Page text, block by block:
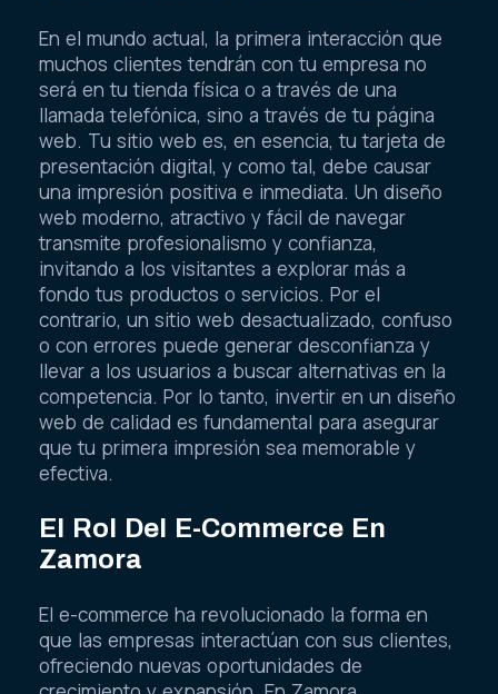
En el mundo actual, la primera interacción que
muchos clientes tendrán con tu empresa no
será en tu tienda física o a través de una
llamada telefónica, sino a través de tu página
web. Tu sitio web es, en esencia, tu tarjeta de
presentación digital, y como tal, debe causar
una impresión positiva e inmediata. Un diseño
web moderno, atractivo y fácil de navegar
transmite profesionalismo y confianza,
invitando a los visitantes a explorar más a
fondo tus productos o servicios. Por el
contrario, un sitio web desactualizado, confuso
o con errores puede generar desconfianza y
llevar a los usuarios a buscar alternativas en la
competencia. Por lo tanto, invertir en un diseño
web de calidad es fundamental para asegurar
que tu primera impresión sea memorable y
efectiva.
El Rol Del E-Commerce En
Zamora
El e-commerce ha revolucionado la forma en
que las empresas interactúan con sus clientes,
ofreciendo nuevas oportunidades de